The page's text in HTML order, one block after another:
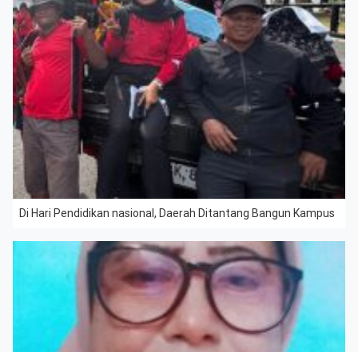
Di Hari Pendidikan nasional, Daerah Ditantang Bangun Kampus